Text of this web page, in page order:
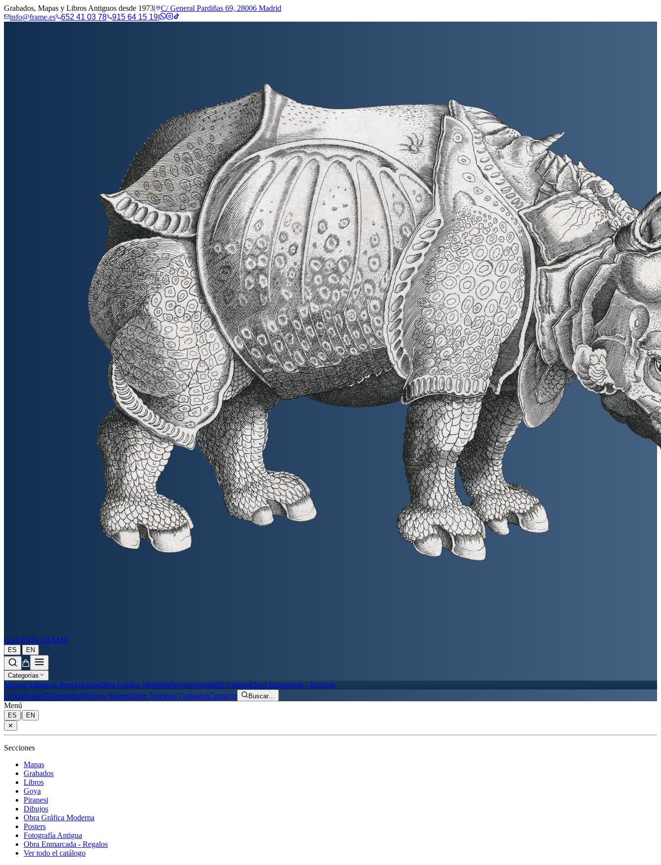
Grabados, Mapas y Libros Antiguos desde 1973|
C/ General Pardiñas 69, 28006 Madrid
info@frame.es
652 41 03 78 915 64 15 19|
GALERÍA FRAME
ES | EN
Categorías
MapasGrabadosLibrosDibujosObra Gráfica ModernaPostersFotografía AntiguaObra Enmarcada - Regalos
GoyaPiranesiNovedadesQuiénes SomosSobre Nuestros GrabadosContacto Buscar…
Menú
ES |
EN
✕
Secciones
Mapas
Grabados
Libros
Goya
Piranesi
Dibujos
Obra Gráfica Moderna
Posters
Fotografía Antigua
Obra Enmarcada - Regalos
Ver todo el catálogo